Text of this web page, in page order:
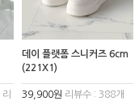
리
데이 플랫폼 스니커즈 6cm
(221X1)
39,900원 리뷰수 : 388개